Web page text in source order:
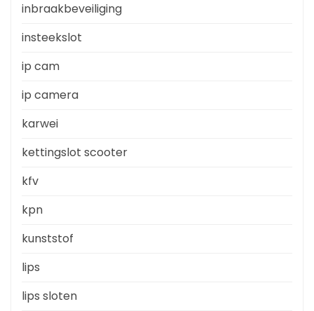
inbraakbeveiliging
insteekslot
ip cam
ip camera
karwei
kettingslot scooter
kfv
kpn
kunststof
lips
lips sloten